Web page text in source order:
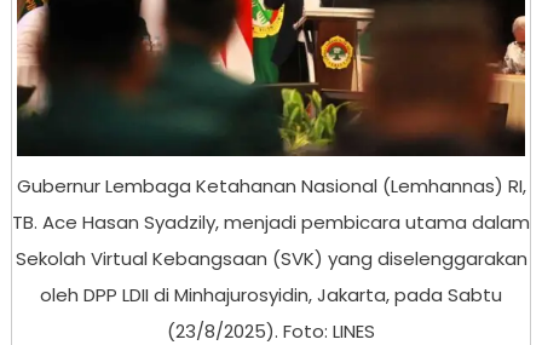
Gubernur Lembaga Ketahanan Nasional (Lemhannas) RI,
TB. Ace Hasan Syadzily, menjadi pembicara utama dalam
Sekolah Virtual Kebangsaan (SVK) yang diselenggarakan
oleh DPP LDII di Minhajurosyidin, Jakarta, pada Sabtu
(23/8/2025). Foto: LINES